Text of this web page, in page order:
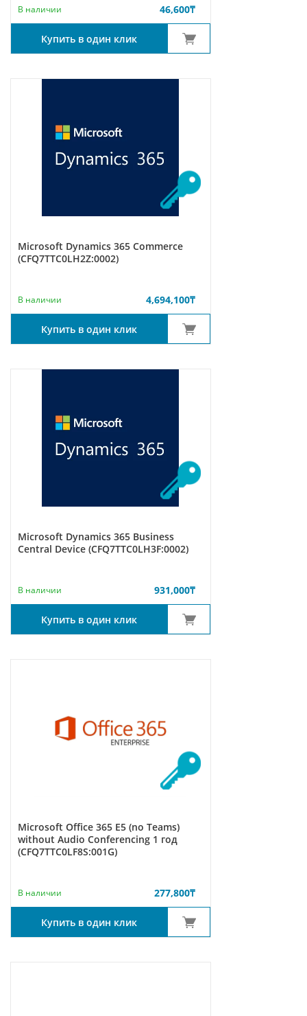
В наличии 46,600₸
Купить в один клик
Microsoft Dynamics 365 Commerce
(CFQ7TTC0LH2Z:0002)
В наличии 4,694,100₸
Купить в один клик
Microsoft Dynamics 365 Business
Central Device (CFQ7TTC0LH3F:0002)
В наличии 931,000₸
Купить в один клик
Microsoft Office 365 E5 (no Teams)
without Audio Conferencing 1 год
(CFQ7TTC0LF8S:001G)
В наличии 277,800₸
Купить в один клик